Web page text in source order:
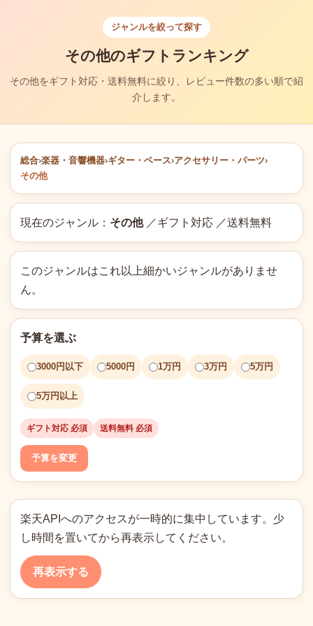
ジャンルを絞って探す
その他のギフトランキング
その他をギフト対応・送料無料に絞り、レビュー件数の多い順で紹
介します。
総合›楽器・音響機器›ギター・ベース›アクセサリー・パーツ›
その他
現在のジャンル： その他／ギフト対応 ／送料無料
このジャンルはこれ以上細かいジャンルがありませ
ん。
予算を選ぶ
3000円以下 5000円 1万円 3万円 5万円
5万円以上
ギフト対応 必須 送料無料 必須
予算を変更
楽天APIへのアクセスが一時的に集中しています。少
し時間を置いてから再表示してください。
再表示する